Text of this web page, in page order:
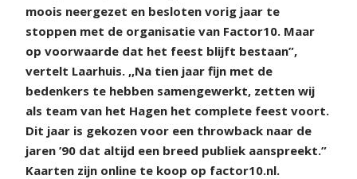
moois neergezet en besloten vorig jaar te
stoppen met de organisatie van Factor10. Maar
op voorwaarde dat het feest blijft bestaan”,
vertelt Laarhuis. ,,Na tien jaar fijn met de
bedenkers te hebben samengewerkt, zetten wij
als team van het Hagen het complete feest voort.
Dit jaar is gekozen voor een throwback naar de
jaren ’90 dat altijd een breed publiek aanspreekt.”
Kaarten zijn online te koop op factor10.nl.